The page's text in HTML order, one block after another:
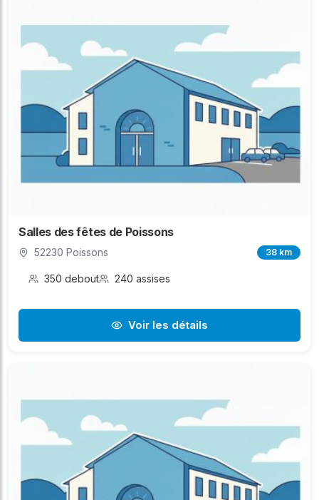
Salles des fêtes de Poissons
52230 Poissons 38 km
350 debout 240 assises
Voir les détails